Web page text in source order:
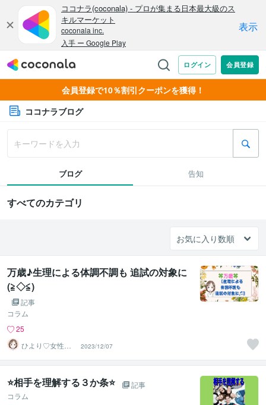
会員登録で10％割引クーポンを獲得！
ココナラブログ
ブログ 告知
すべてのカテゴリ
万歳♪生理による体調不調も 追試の対象に
(≧◇≦)
記事
コラム
25
ひより♡女性の
お悩み相談室
2023/12/07
⭐️相手を理解する３か条⭐️
記事
コラム